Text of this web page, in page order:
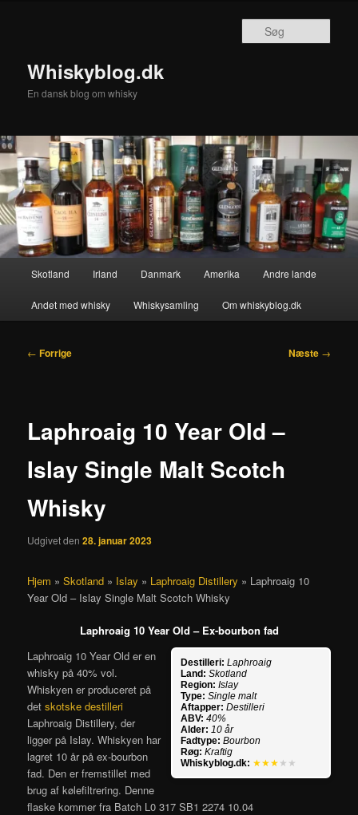
Whiskyblog.dk
En dansk blog om whisky
Skotland Irland Danmark Amerika Andre lande
Andet med whisky Whiskysamling Om whiskyblog.dk
Indlægsnavigation
← Forrige Næste →
Laphroaig 10 Year Old –
Islay Single Malt Scotch
Whisky
Udgivet den28. januar 2023
Hjem »Skotland » Islay » Laphroaig Distillery » Laphroaig 10
Year Old – Islay Single Malt Scotch Whisky
Laphroaig 10 Year Old – Ex-bourbon fad
Destilleri: Laphroaig
Land: Skotland
Region: Islay
Type: Single malt
Aftapper: Destilleri
ABV: 40%
Alder: 10 år
Fadtype: Bourbon
Røg: Kraftig
Whiskyblog.dk: ★★★ ★★
Laphroaig 10 Year Old er en
whisky på 40% vol.
Whiskyen er produceret på
detskotske destilleri
Laphroaig Distillery, der
ligger på Islay. Whiskyen har
lagret 10 år på ex-bourbon
fad. Den er fremstillet med
brug af kølefiltrering. Denne
flaske kommer fra Batch L0 317 SB1 2274 10.04